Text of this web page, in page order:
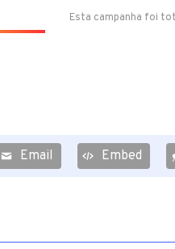
Esta campanha foi
Email Embed